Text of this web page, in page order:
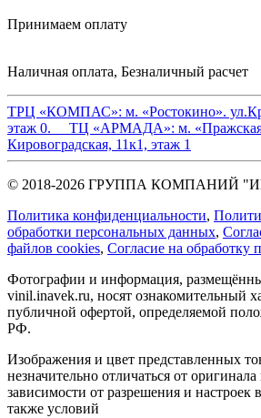
Принимаем оплату
Наличная оплата, Безналичный расчет
ТРЦ «КОМПАС»: м. «Ростокино».
этаж 0. ТЦ «АРМАДА»: м.
Кировоградская, 11к1, этаж 1
© 2018-2026 ГРУППА КОМПАНИЙ
Политика конфиденциальности,
обработки персональных данных,
файлов cookies, Согласие на обработку
Фотографии и информация,
vinil.inavek.ru, носят ознакомительный
публичной офертой, определяемой
РФ.
Изображения и цвет представленных
незначительно отличаться от
зависимости от разрешения и настроек
также условий